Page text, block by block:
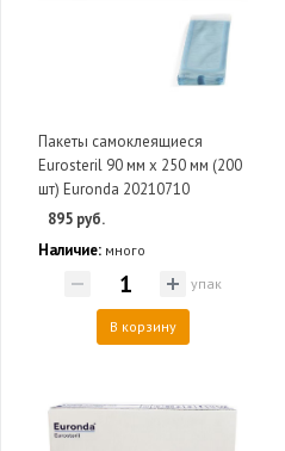
Пакеты самоклеящиеся
Eurosteril 90 мм х 250 мм (200
шт) Euronda 20210710
895 руб.
Наличие: много
упак
В корзину